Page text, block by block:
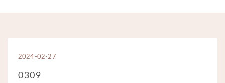
2024-02-27
0309